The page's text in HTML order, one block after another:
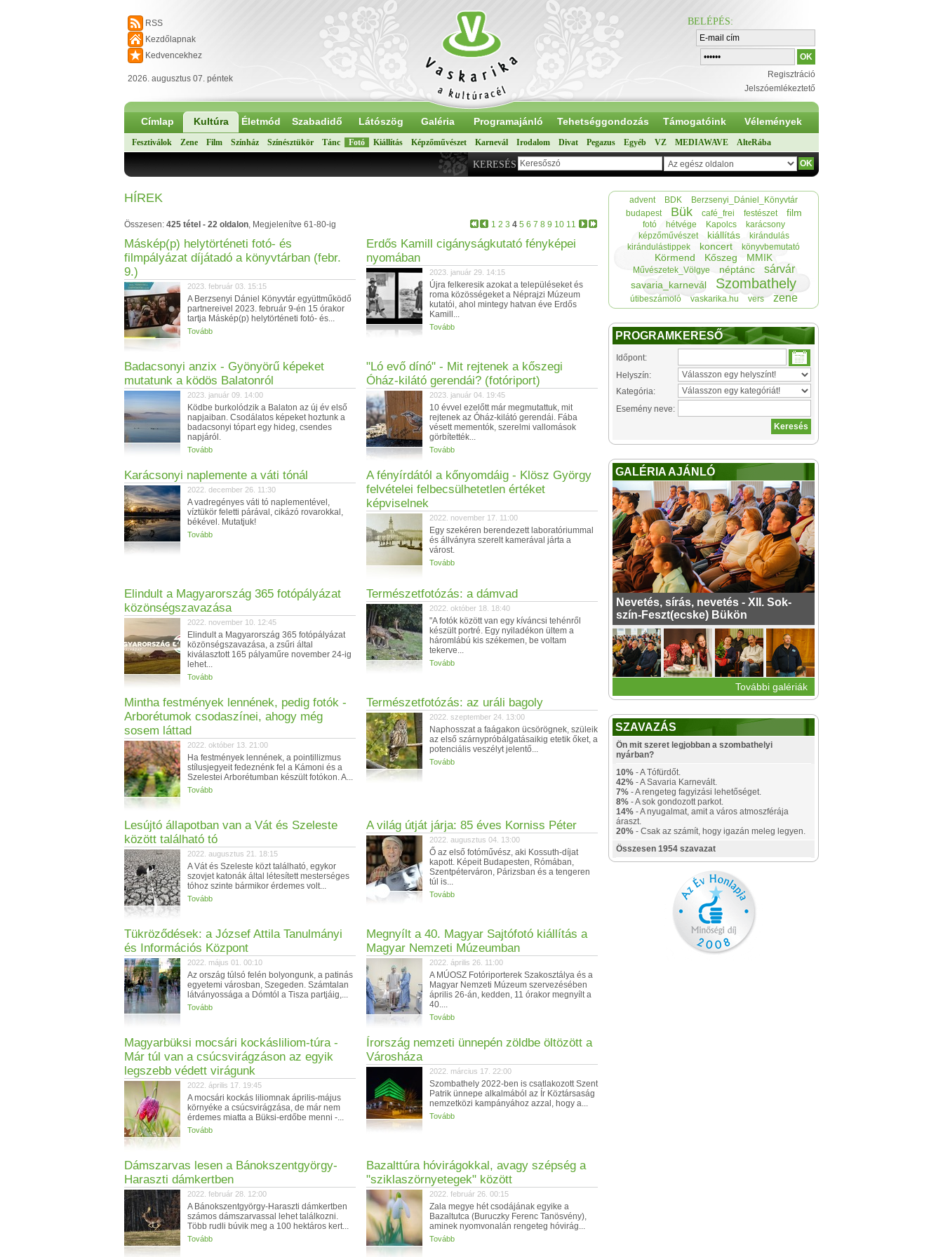
RSS
Kezdőlapnak
Kedvencekhez
2026. augusztus 07. péntek
BELÉPÉS:
Regisztráció
Jelszóemlékeztető
Címlap Kultúra Életmód Szabadidő Látószög Galéria Programajánló Tehetséggondozás Támogatóink Vélemények
Fesztiválok Zene Film Színház Színésztükör Tánc Fotó Kiállítás Képzőművészet Karnevál Irodalom Divat Pegazus Egyéb VZ MEDIAWAVE AlteRába
KERESÉS
HÍREK
1 2 3 4 5 6 7 8 9 10 11
Összesen: 425 tétel - 22 oldalon, Megjelenítve 61-80-ig
Máskép(p) helytörténeti fotó- és
filmpályázat díjátadó a könyvtárban (febr.
9.)
2023. február 03. 15:15
A Berzsenyi Dániel Könyvtár együttműködő
partnereivel 2023. február 9-én 15 órakor
tartja Máskép(p) helytörténeti fotó- és...
Tovább
Erdős Kamill cigányságkutató fényképei
nyomában
2023. január 29. 14:15
Újra felkeresik azokat a településeket és
roma közösségeket a Néprajzi Múzeum
kutatói, ahol mintegy hatvan éve Erdős
Kamill...
Tovább
Badacsonyi anzix - Gyönyörű képeket
mutatunk a ködös Balatonról
2023. január 09. 14:00
Ködbe burkolódzik a Balaton az új év első
napjaiban. Csodálatos képeket hoztunk a
badacsonyi tópart egy hideg, csendes
napjáról.
Tovább
"Ló evő dínó" - Mit rejtenek a kőszegi
Óház-kilátó gerendái? (fotóriport)
2023. január 04. 19:45
10 évvel ezelőtt már megmutattuk, mit
rejtenek az Óház-kilátó gerendái. Fába
vésett mementók, szerelmi vallomások
görbítették...
Tovább
Karácsonyi naplemente a váti tónál
2022. december 26. 11:30
A vadregényes váti tó naplementével,
víztükör feletti párával, cikázó rovarokkal,
békével. Mutatjuk!
Tovább
A fényírdától a kőnyomdáig - Klösz György
felvételei felbecsülhetetlen értéket
képviselnek
2022. november 17. 11:00
Egy szekéren berendezett laboratóriummal
és állványra szerelt kamerával járta a
várost.
Tovább
Elindult a Magyarország 365 fotópályázat
közönségszavazása
2022. november 10. 12:45
Elindult a Magyarország 365 fotópályázat
közönségszavazása, a zsűri által
kiválasztott 165 pályaműre november 24-ig
lehet...
Tovább
Természetfotózás: a dámvad
2022. október 18. 18:40
"A fotók között van egy kíváncsi tehénről
készült portré. Egy nyiladékon ültem a
háromlábú kis székemen, be voltam
tekerve...
Tovább
Mintha festmények lennének, pedig fotók -
Arborétumok csodaszínei, ahogy még
sosem láttad
2022. október 13. 21:00
Ha festmények lennének, a pointillizmus
stílusjegyeit fedeznénk fel a Kámoni és a
Szelestei Arborétumban készült fotókon. A...
Tovább
Természetfotózás: az uráli bagoly
2022. szeptember 24. 13:00
Naphosszat a faágakon ücsörögnek, szüleik
az első szárnypróbálgatásaikig etetik őket, a
potenciális veszélyt jelentő...
Tovább
Lesújtó állapotban van a Vát és Szeleste
között található tó
2022. augusztus 21. 18:15
A Vát és Szeleste közt található, egykor
szovjet katonák által létesített mesterséges
tóhoz szinte bármikor érdemes volt...
Tovább
A világ útját járja: 85 éves Korniss Péter
2022. augusztus 04. 13:00
Ő az első fotóművész, aki Kossuth-díjat
kapott. Képeit Budapesten, Rómában,
Szentpéterváron, Párizsban és a tengeren
túl is...
Tovább
Tükröződések: a József Attila Tanulmányi
és Információs Központ
2022. május 01. 00:10
Az ország túlsó felén bolyongunk, a patinás
egyetemi városban, Szegeden. Számtalan
látványossága a Dómtól a Tisza partjáig,...
Tovább
Megnyílt a 40. Magyar Sajtófotó kiállítás a
Magyar Nemzeti Múzeumban
2022. április 26. 11:00
A MÚOSZ Fotóriporterek Szakosztálya és a
Magyar Nemzeti Múzeum szervezésében
április 26-án, kedden, 11 órakor megnyílt a
40....
Tovább
Magyarbüksi mocsári kockásliliom-túra -
Már túl van a csúcsvirágzáson az egyik
legszebb védett virágunk
2022. április 17. 19:45
A mocsári kockás liliomnak április-május
környéke a csúcsvirágzása, de már nem
érdemes miatta a Büksi-erdőbe menni -...
Tovább
Írország nemzeti ünnepén zöldbe öltözött a
Városháza
2022. március 17. 22:00
Szombathely 2022-ben is csatlakozott Szent
Patrik ünnepe alkalmából az Ír Köztársaság
nemzetközi kampányához azzal, hogy a...
Tovább
Dámszarvas lesen a Bánokszentgyörgy-
Haraszti dámkertben
2022. február 28. 12:00
A Bánokszentgyörgy-Haraszti dámkertben
számos dámszarvassal lehet találkozni.
Több rudli búvik meg a 100 hektáros kert...
Tovább
Bazalttúra hóvirágokkal, avagy szépség a
"sziklaszörnyetegek" között
2022. február 26. 00:15
Zala megye hét csodájának egyike a
Bazaltutca (Buruczky Ferenc Tanösvény),
aminek nyomvonalán rengeteg hóvirág...
Tovább
advent BDK
Berzsenyi_Dániel_Könyvtár
budapest
Bük café_frei festészet film
fotó hétvége Kapolcs
karácsony
képzőművészet
kiállítás
kirándulás
kirándulástippek
koncert könyvbemutató
Körmend Kőszeg MMIK
Művészetek_Völgye néptánc sárvár
savaria_karnevál Szombathely
útibeszámoló vaskarika.hu vers zene
PROGRAMKERESŐ
Időpont:
Helyszín:
Kategória:
Esemény neve:
GALÉRIA AJÁNLÓ
Nevetés, sírás, nevetés - XII. Sok-
szín-Feszt(ecske) Bükön
További galériák
SZAVAZÁS
Ön mit szeret legjobban a szombathelyi
nyárban?
10% - A Tófürdőt.
42% - A Savaria Karnevált.
7% - A rengeteg fagyizási lehetőséget.
8% - A sok gondozott parkot.
14% - A nyugalmat, amit a város atmoszférája
áraszt.
20% - Csak az számít, hogy igazán meleg legyen.
Összesen 1954 szavazat